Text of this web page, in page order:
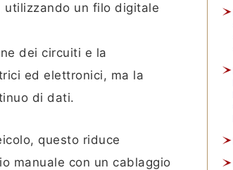
utilizzando un filo digitale
dei circuiti e la
ed elettronici, ma la
di dati.
questo riduce
manuale con un cablaggio